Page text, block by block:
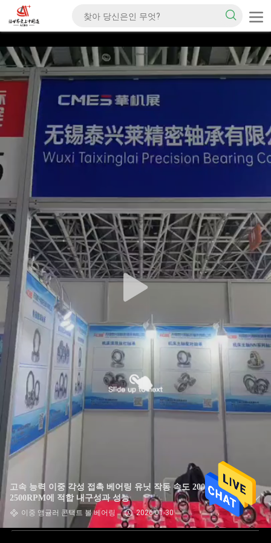
고속 능력 이중 각성 접촉 베어링 유닛 작동 속도 2000RPM
2500RPM에 적합 내구성과 성능
이중 앵귤러 콘택트 볼 베어링 2026-01-30